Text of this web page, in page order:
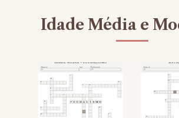
Idade Média e